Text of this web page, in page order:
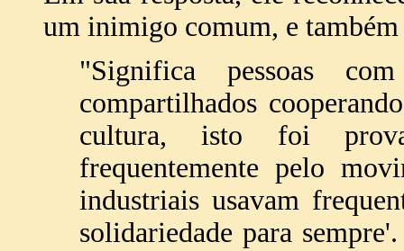
um inimigo comum, e
"Significa pessoas
compartilhados
cultura, isto foi
frequentemente pelo
industriais usavam
solidariedade para